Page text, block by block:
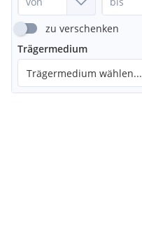
zu verschenken
Trägermedium
Trägermedium wählen...